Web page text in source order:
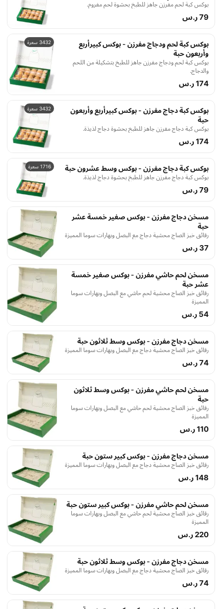
بوكس كبة لحم مفرزن جاهز للطبخ بحشوة لحم مفروم.
79 ر.س
3432 سعرة
بوكس كبة لحم ودجاج مفرزن - بوكس كبيرأربع
وأربعون حبة
بوكس كبة لحم ودجاج مفرزن جاهز للطبخ بتشكيلة من اللحم
والدجاج.
174 ر.س
3432 سعرة
بوكس كبة دجاج مفرزن - بوكس كبيرأربع وأربعون
حبة
بوكس كبة دجاج مفرزن جاهز للطبخ بحشوة دجاج لذيذة.
174 ر.س
1716 سعرة بوكس كبة دجاج مفرزن - بوكس وسط عشرون حبة
بوكس كبة دجاج مفرزن جاهز للطبخ بحشوة دجاج لذيذة.
79 ر.س
مسخن دجاج مفرزن - بوكس صغير خمسة عشر
حبة
رقائق خبز الصاج محشية دجاج مع البصل وبهارات سوما المميزة
37 ر.س
مسخن لحم حاشي مفرزن - بوكس صغير خمسة
عشر حبة
رقائق خبز الصاج محشية لحم حاشي مع البصل وبهارات سوما
المميزة
54 ر.س
مسخن دجاج مفرزن - بوكس وسط ثلاثون حبة
رقائق خبز الصاج محشية دجاج مع البصل وبهارات سوما المميزة
74 ر.س
مسخن لحم حاشي مفرزن - بوكس وسط ثلاثون
حبة
رقائق خبز الصاج محشية لحم حاشي مع البصل وبهارات سوما
المميزة
110 ر.س
مسخن دجاج مفرزن - بوكس كبير ستون حبة
رقائق خبز الصاج محشية دجاج مع البصل وبهارات سوما المميزة
148 ر.س
مسخن لحم حاشي مفرزن - بوكس كبير ستون حبة
رقائق خبز الصاج محشية لحم حاشي مع البصل وبهارات سوما
المميزة
220 ر.س
مسخن دجاج مفرزن - بوكس وسط ثلاثون حبة
رقائق خبز الصاج محشية دجاج مع البصل وبهارات سوما المميزة
74 ر.س